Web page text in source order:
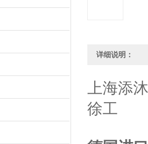
详细说明：
上海添
徐工